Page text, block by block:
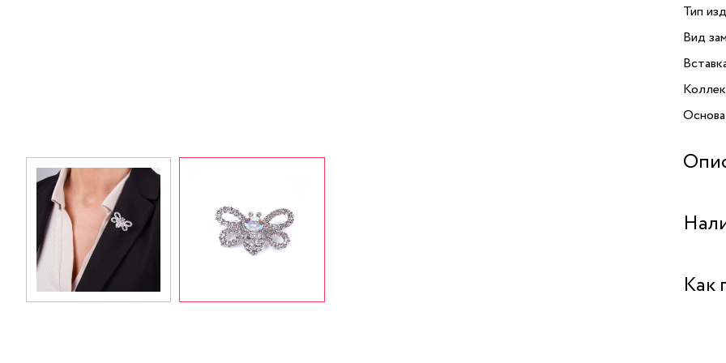
Тип
Вид
Бутик
Как